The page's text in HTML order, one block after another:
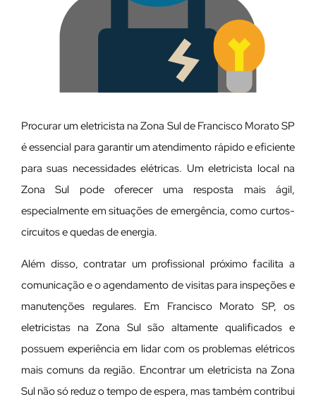
Procurar um eletricista na Zona Sul de Francisco Morato SP
é essencial para garantir um atendimento rápido e eficiente
para suas necessidades elétricas. Um eletricista local na
Zona Sul pode oferecer uma resposta mais ágil,
especialmente em situações de emergência, como curtos-
circuitos e quedas de energia.
Além disso, contratar um profissional próximo facilita a
comunicação e o agendamento de visitas para inspeções e
manutenções regulares. Em Francisco Morato SP, os
eletricistas na Zona Sul são altamente qualificados e
possuem experiência em lidar com os problemas elétricos
mais comuns da região. Encontrar um eletricista na Zona
Sul não só reduz o tempo de espera, mas também contribui